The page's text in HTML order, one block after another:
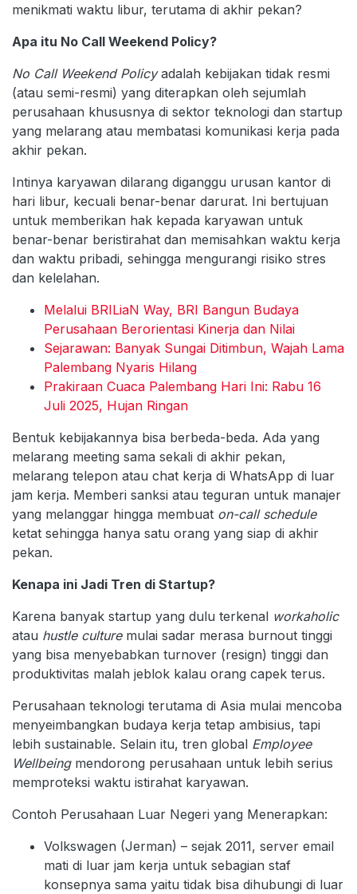
menikmati waktu libur, terutama di akhir pekan?
Apa itu No Call Weekend Policy?
No Call Weekend Policyadalah kebijakan tidak resmi
(atau semi-resmi) yang diterapkan oleh sejumlah
perusahaan khususnya di sektor teknologi dan startup
yang melarang atau membatasi komunikasi kerja pada
akhir pekan.
Intinya karyawan dilarang diganggu urusan kantor di
hari libur, kecuali benar-benar darurat. Ini bertujuan
untuk memberikan hak kepada karyawan untuk
benar-benar beristirahat dan memisahkan waktu kerja
dan waktu pribadi, sehingga mengurangi risiko stres
dan kelelahan.
Melalui BRILiaN Way, BRI Bangun Budaya
Perusahaan Berorientasi Kinerja dan Nilai
Sejarawan: Banyak Sungai Ditimbun, Wajah Lama
Palembang Nyaris Hilang
Prakiraan Cuaca Palembang Hari Ini: Rabu 16
Juli 2025, Hujan Ringan
Bentuk kebijakannya bisa berbeda-beda. Ada yang
melarang meeting sama sekali di akhir pekan,
melarang telepon atau chat kerja di WhatsApp di luar
jam kerja. Memberi sanksi atau teguran untuk manajer
yang melanggar hingga membuat on-call schedule
ketat sehingga hanya satu orang yang siap di akhir
pekan.
Kenapa ini Jadi Tren di Startup?
Karena banyak startup yang dulu terkenal workaholic
atau hustle culturemulai sadar merasa burnout tinggi
yang bisa menyebabkan turnover (resign) tinggi dan
produktivitas malah jeblok kalau orang capek terus.
Perusahaan teknologi terutama di Asia mulai mencoba
menyeimbangkan budaya kerja tetap ambisius, tapi
lebih sustainable. Selain itu, tren global Employee
Wellbeingmendorong perusahaan untuk lebih serius
memproteksi waktu istirahat karyawan.
Contoh Perusahaan Luar Negeri yang Menerapkan:
Volkswagen (Jerman) – sejak 2011, server email
mati di luar jam kerja untuk sebagian staf
konsepnya sama yaitu tidak bisa dihubungi di luar